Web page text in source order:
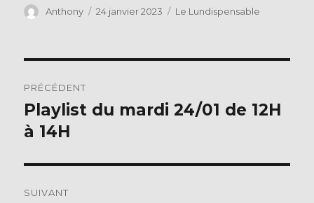
c
b
o
o
k
it
r
Auteur
Anthony
Publié
24 janvier 2023 Catégories
Le Lundispensable
de
l’article
PRÉCÉDENT
Publication
précédente :
Playlist du mardi 24/01 de 12H
à 14H
SUIVANT